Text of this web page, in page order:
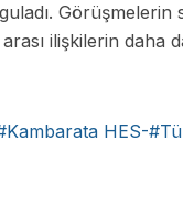
ilişkilerin daha
HES-